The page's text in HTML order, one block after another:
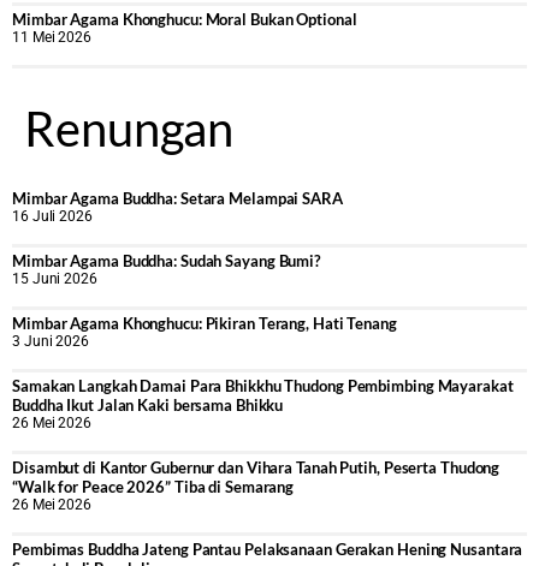
Mimbar Agama Khonghucu: Moral Bukan Optional
11 Mei 2026
Renungan
Mimbar Agama Buddha: Setara Melampai SARA
16 Juli 2026
Mimbar Agama Buddha: Sudah Sayang Bumi?
15 Juni 2026
Mimbar Agama Khonghucu: Pikiran Terang, Hati Tenang
3 Juni 2026
Samakan Langkah Damai Para Bhikkhu Thudong Pembimbing Mayarakat
Buddha Ikut Jalan Kaki bersama Bhikku
26 Mei 2026
Disambut di Kantor Gubernur dan Vihara Tanah Putih, Peserta Thudong
“Walk for Peace 2026” Tiba di Semarang
26 Mei 2026
‎Pembimas Buddha Jateng Pantau Pelaksanaan Gerakan Hening Nusantara